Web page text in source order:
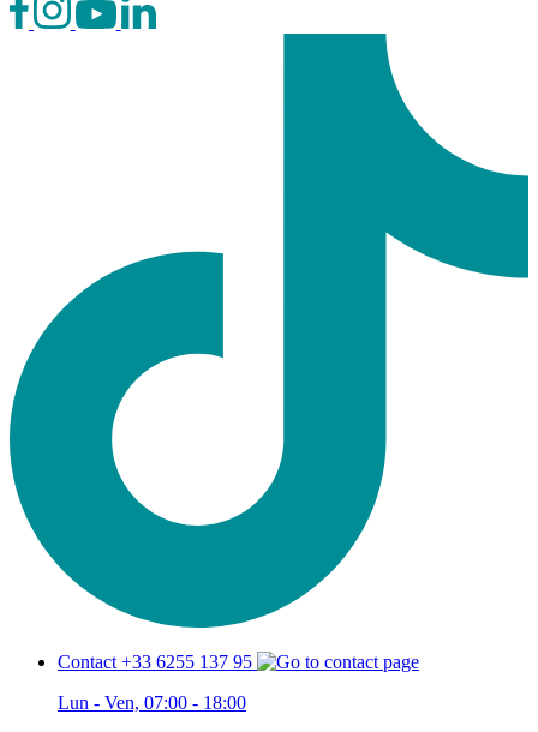
Contact +33 6255 137 95
Lun - Ven, 07:00 - 18:00